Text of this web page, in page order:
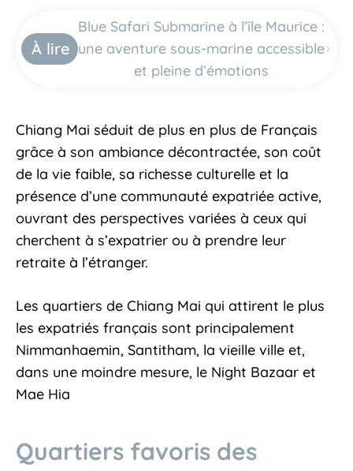
À lire
Blue Safari Submarine à l’île Maurice :
une aventure sous-marine accessible
et pleine d’émotions
Chiang Mai séduit de plus en plus de Français
grâce à son ambiance décontractée, son coût
de la vie faible, sa richesse culturelle et la
présence d’une communauté expatriée active,
ouvrant des perspectives variées à ceux qui
cherchent à s’expatrier ou à prendre leur
retraite à l’étranger.
Les quartiers de Chiang Mai qui attirent le plus
les expatriés français sont principalement
Nimmanhaemin, Santitham, la vieille ville et,
dans une moindre mesure, le Night Bazaar et
Mae Hia
Quartiers favoris des